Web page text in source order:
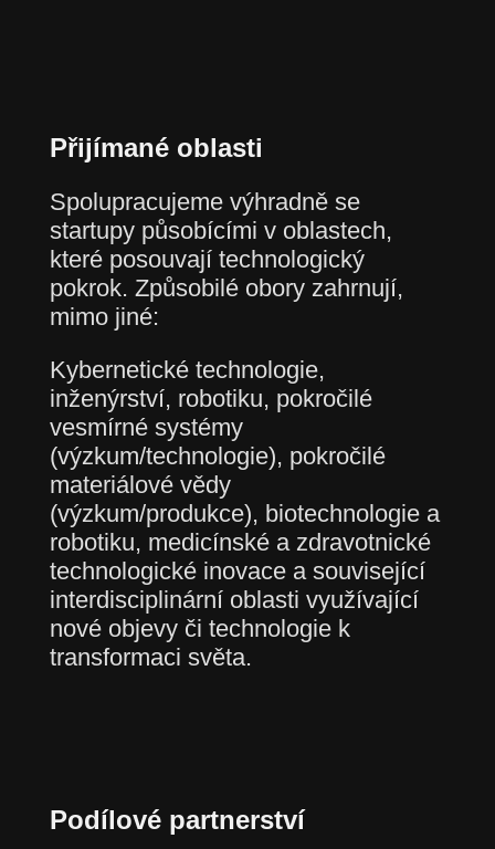
Přijímané oblasti
Spolupracujeme výhradně se
startupy působícími v oblastech,
které posouvají technologický
pokrok. Způsobilé obory zahrnují,
mimo jiné:
Kybernetické technologie,
inženýrství, robotiku, pokročilé
vesmírné systémy
(výzkum/technologie), pokročilé
materiálové vědy
(výzkum/produkce), biotechnologie a
robotiku, medicínské a zdravotnické
technologické inovace a související
interdisciplinární oblasti využívající
nové objevy či technologie k
transformaci světa.
Podílové partnerství